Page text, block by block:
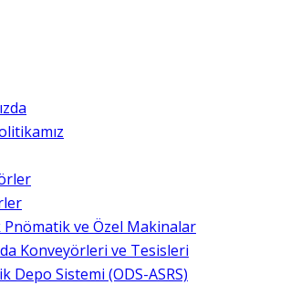
ve Özel Makinalar
Konveyörleri ve Tesisleri
Depo Sistemi (ODS-ASRS)